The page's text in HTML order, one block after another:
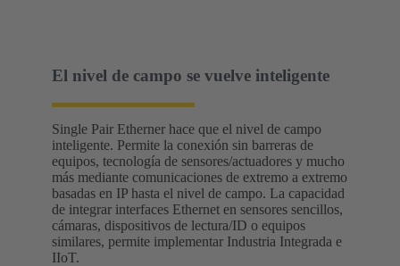
El nivel de campo se vuelve inteligente
Single Pair Etherner hace que el nivel de campo
inteligente. Permite la conexión sin barreras de
equipos, tecnología de sensores/actuadores y mucho
más mediante comunicaciones de extremo a extremo
basadas en IP hasta el nivel de campo. La capacidad
de integrar interfaces Ethernet en sensores sencillos,
cámaras, dispositivos de lectura/ID o equipos
similares, permite implementar Industria Integrada e
IIoT.